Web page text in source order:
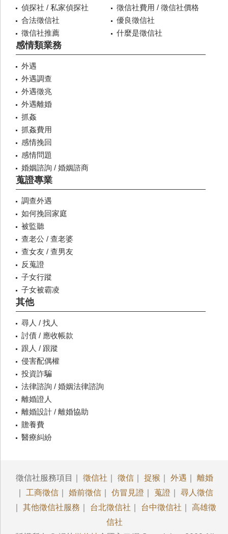
偵探社 / 私家偵探社
徵信社費用 / 徵信社價格
合法徵信社
優良徵信社
徵信社推薦
什麼是徵信社
感情類業務
外遇
外遇調查
外遇徵兆
外遇離婚
抓姦
抓姦費用
感情挽回
感情問題
婚姻諮詢 / 婚姻諮商
蒐證專業
調查外遇
如何挽回家庭
被監聽
查老公 / 查老婆
查女友 / 查男友
反蒐證
子女行蹤
子女被霸凌
其他
尋人 / 找人
討債 / 應收帳款
跟人 / 跟蹤
侵害配偶權
投資詐騙
法律諮詢 / 婚姻法律諮詢
離婚證人
離婚設計 / 離婚協助
贍養費
醫療糾紛
徵信社服務項目｜ 徵信社 徵信 捉猴 外遇
離婚
工商徵信 婚前徵信 仿冒見證 蒐證
尋人徵信
其他徵信社服務 台北徵信社 台中徵信社
高雄徵
信社